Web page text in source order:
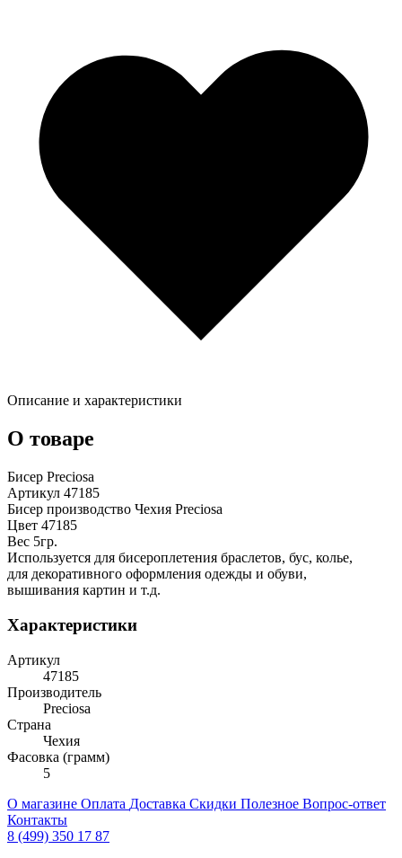
Описание и характеристики
О товаре
Бисер Preciosa
Артикул 47185
Бисер производство Чехия Preciosa
Цвет 47185
Вес 5гр.
Используется для бисероплетения браслетов, бус, колье,
для декоративного оформления одежды и обуви,
вышивания картин и т.д.
Характеристики
Артикул
47185
Производитель
Preciosa
Страна
Чехия
Фасовка (грамм)
5
О магазине Оплата Доставка Скидки Полезное Вопрос-ответ
Контакты
8 (499) 350 17 87